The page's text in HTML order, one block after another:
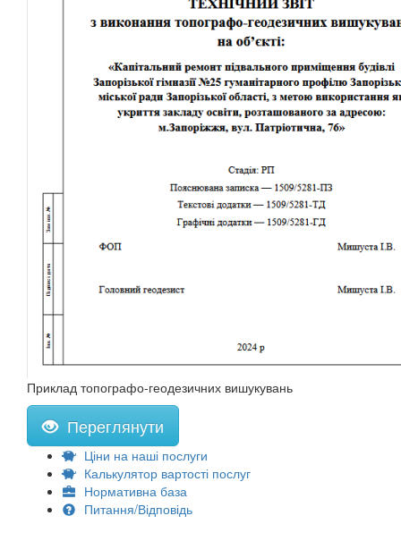
Приклад топографо-геодезичних вишукувань
Переглянути
Ціни на наші послуги
Калькулятор вартості послуг
Нормативна база
Питання/Відповідь